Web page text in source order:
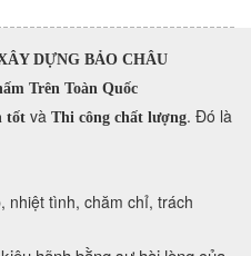
DỰNG BẢO CHÂU
Trên Toàn Quốc
tốt và Thi công chất lượng. Đó là
nhiệt tình, chăm chỉ, trách